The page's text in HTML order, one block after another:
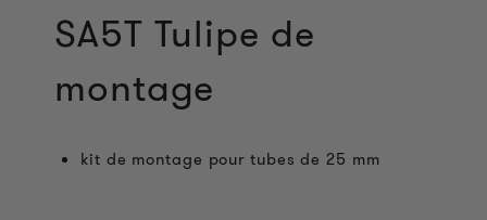
SA5T Tulipe de
montage
kit de montage pour tubes de 25 mm